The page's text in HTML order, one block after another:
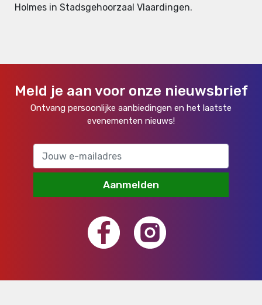
Holmes in Stadsgehoorzaal Vlaardingen.
Meld je aan voor onze nieuwsbrief
Ontvang persoonlijke aanbiedingen en het laatste
evenementen nieuws!
Aanmelden